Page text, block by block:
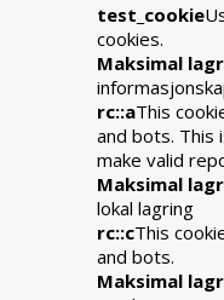
test_cookie
cookies.
Maksimal
rc::aThis
and bots. This
make valid
Maksimal
lokal lagring
rc::cThis
and bots.
Maksimal